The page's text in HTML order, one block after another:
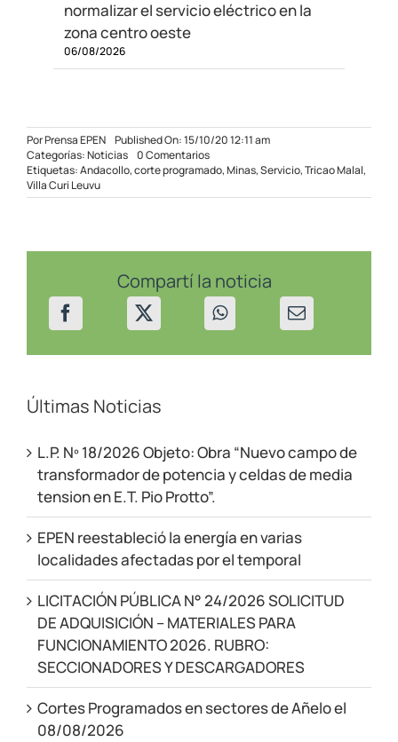
normalizar el servicio eléctrico en la
zona centro oeste
06/08/2026
PorPrensa EPEN Published On: 15/10/20 12:11 am
Categorías:Noticias 0 Comentarioson
Corte
energía
Etiquetas:Andacollo,corte programado,Minas,Servicio,Tricao Malal,
Villa Curi Leuvu
Compartí la noticia
Últimas Noticias
L.P. Nº 18/2026 Objeto: Obra “Nuevo campo de
transformador de potencia y celdas de media
tension en E.T. Pio Protto”.
EPEN reestableció la energía en varias
localidades afectadas por el temporal
LICITACIÓN PÚBLICA N° 24/2026 SOLICITUD
DE ADQUISICIÓN – MATERIALES PARA
FUNCIONAMIENTO 2026. RUBRO:
SECCIONADORES Y DESCARGADORES
Cortes Programados en sectores de Añelo el
08/08/2026